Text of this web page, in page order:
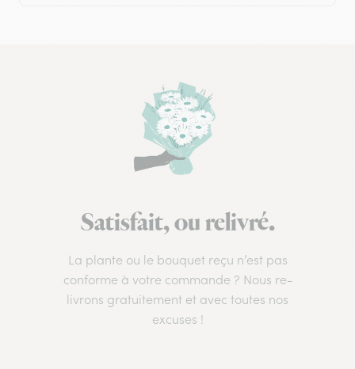
Satisfait, ou relivré.
La plante ou le bouquet reçu n’est pas
conforme à votre commande ? Nous re-
livrons gratuitement et avec toutes nos
excuses !